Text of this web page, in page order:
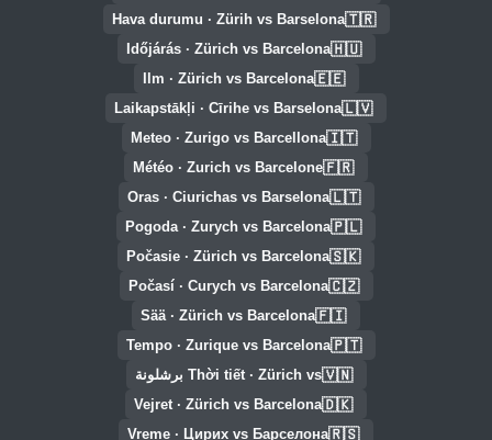
🇹🇷
Hava durumu · Zürih vs Barselona
🇭🇺
Időjárás · Zürich vs Barcelona
🇪🇪
Ilm · Zürich vs Barcelona
🇱🇻
Laikapstākļi · Cīrihe vs Barselona
🇮🇹
Meteo · Zurigo vs Barcellona
🇫🇷
Météo · Zurich vs Barcelone
🇱🇹
Oras · Ciurichas vs Barselona
🇵🇱
Pogoda · Zurych vs Barcelona
🇸🇰
Počasie · Zürich vs Barcelona
🇨🇿
Počasí · Curych vs Barcelona
🇫🇮
Sää · Zürich vs Barcelona
🇵🇹
Tempo · Zurique vs Barcelona
🇻🇳Thời tiết · Zürich vs برشلونة
🇩🇰
Vejret · Zürich vs Barcelona
🇷🇸
Vreme · Цирих vs Барселона